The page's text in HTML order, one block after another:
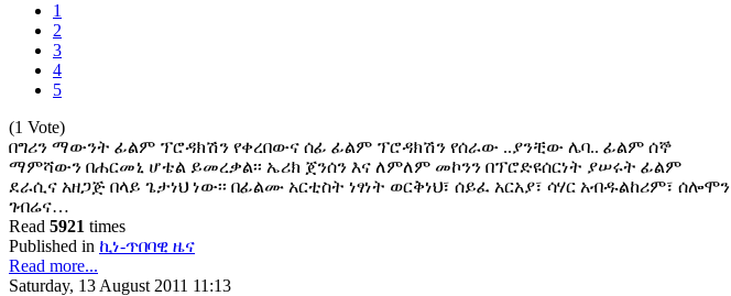
1
2
3
4
5
(1 Vote)
በግሪን ማውንት ፊልም ፕሮዳክሽን የቀረበውና ሰፊ ፊልም ፕሮዳክሽን የሰራው ..ያንቺው ሌባ.. ፊልም ሰኞ
ማምሻውን በሐርመኒ ሆቴል ይመረቃል፡፡ ኤሪክ ጀንሰን እና ለምለም መኮንን በፕሮድዩሰርነት ያሠሩት ፊልም
ደራሲና አዘጋጅ በላይ ጌታነህ ነው፡፡ በፊልሙ አርቲስት ነፃነት ወርቅነህ፣ ሰይፈ አርአያ፣ ሳሃር አብዱልከሪም፣ ሰሎሞን
ገብሬና…
Read 5921 times
Published in ኪነ-ጥበባዊ ዜና
Read more...
Saturday, 13 August 2011 11:13